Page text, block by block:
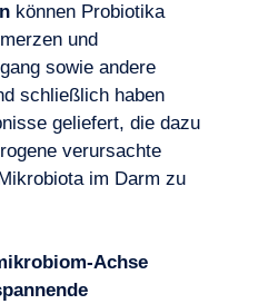
können Probiotika
und
sowie andere
schließlich haben
geliefert, die dazu
verursachte
im Darm zu
Achse